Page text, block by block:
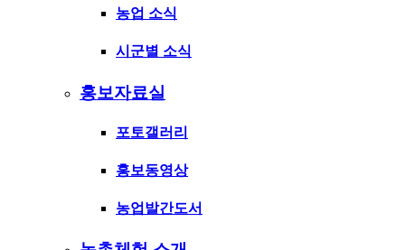
농업 소식
시군별 소식
홍보자료실
포토갤러리
홍보동영상
농업발간도서